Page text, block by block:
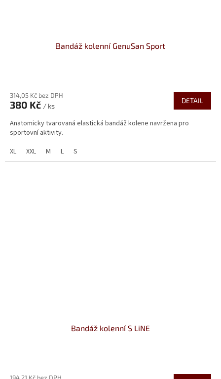
Bandáž kolenní GenuSan Sport
produktu
je
z
5
314,05 Kč bez DPH
380 Kč / ks
DETAIL
Anatomicky tvarovaná elastická bandáž kolene navržena pro
sportovní aktivity.
XL
XXL M L S
Bandáž kolenní S LiNE
194,21 Kč bez DPH